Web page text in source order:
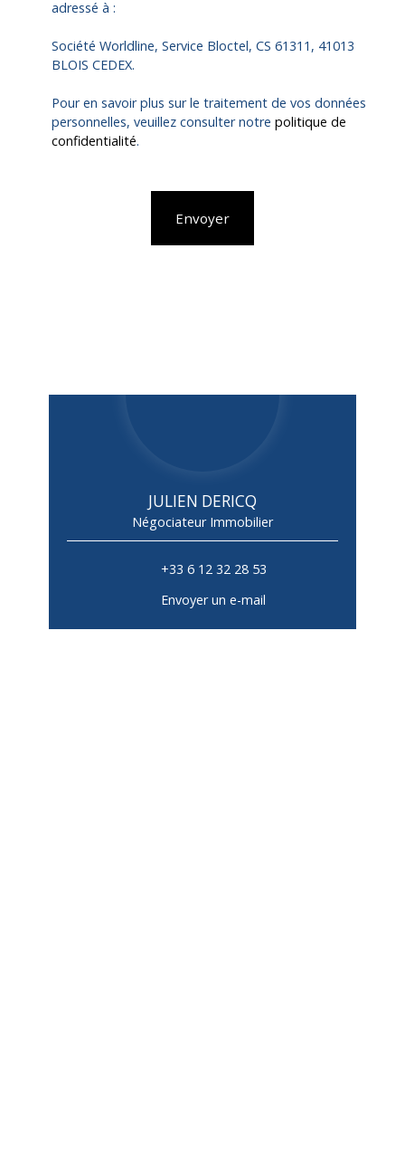
adressé à :
Société Worldline, Service Bloctel, CS 61311, 41013
BLOIS CEDEX.
Pour en savoir plus sur le traitement de vos données
personnelles, veuillez consulter notre politique de
confidentialité.
Envoyer
JULIEN DERICQ
Négociateur Immobilier
+33 6 12 32 28 53
Envoyer un e-mail